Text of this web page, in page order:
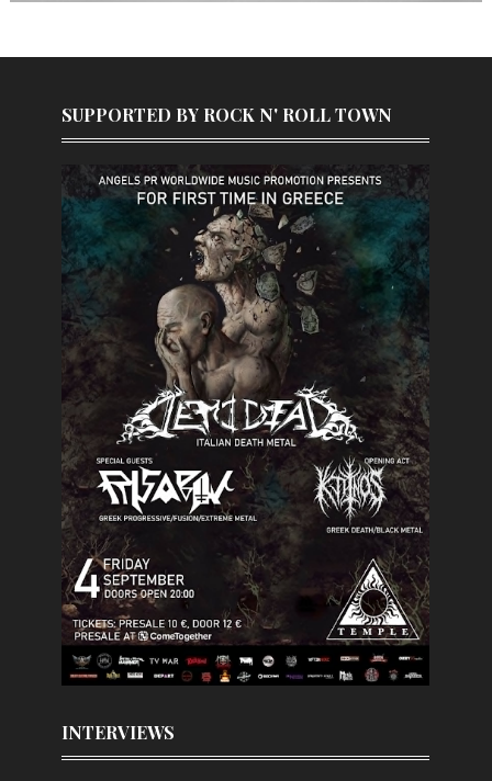
SUPPORTED BY ROCK N' ROLL TOWN
INTERVIEWS